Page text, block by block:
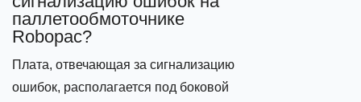
паллетообмоточнике
Robopac?
Плата, отвечающая за сигнализацию
ошибок, располагается под боковой